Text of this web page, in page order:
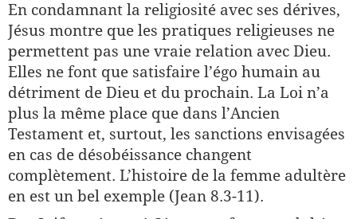
En condamnant la religiosité avec ses dérives,
Jésus montre que les pratiques religieuses ne
permettent pas une vraie relation avec Dieu.
Elles ne font que satisfaire l’égo humain au
détriment de Dieu et du prochain. La Loi n’a
plus la même place que dans l’Ancien
Testament et, surtout, les sanctions envisagées
en cas de désobéissance changent
complètement. L’histoire de la femme adultère
en est un bel exemple (Jean 8.3-11).